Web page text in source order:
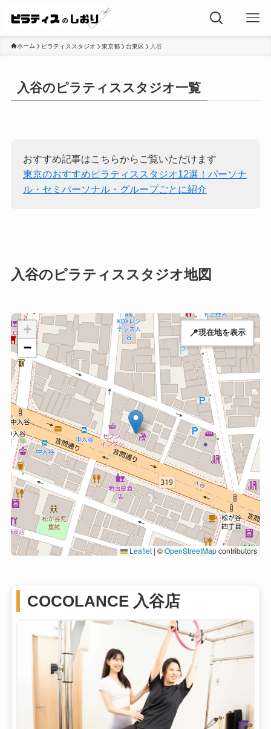
ホーム ピラティススタジオ 東京都 台東区 入谷
入谷のピラティススタジオ一覧
おすすめ記事はこちらからご覧いただけます
東京のおすすめピラティススタジオ12選！パーソナ
ル・セミパーソナル・グループごとに紹介
入谷のピラティススタジオ地図
+
−
Leaflet | ©OpenStreetMapcontributors
📍現在地を表示
COCOLANCE 入谷店